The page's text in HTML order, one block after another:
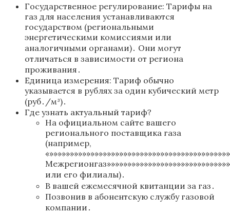
Государственное регулирование: Тарифы на
газ для населения устанавливаются
государством (региональными
энергетическими комиссиями или
аналогичными органами)․ Они могут
отличаться в зависимости от региона
проживания․
Единица измерения: Тариф обычно
указывается в рублях за один кубический метр
(руб․/м³)․
Где узнать актуальный тариф?
На официальном сайте вашего
регионального поставщика газа
(например‚
или его филиалы)․
В вашей ежемесячной квитанции за газ․
Позвонив в абонентскую службу газовой
компании․